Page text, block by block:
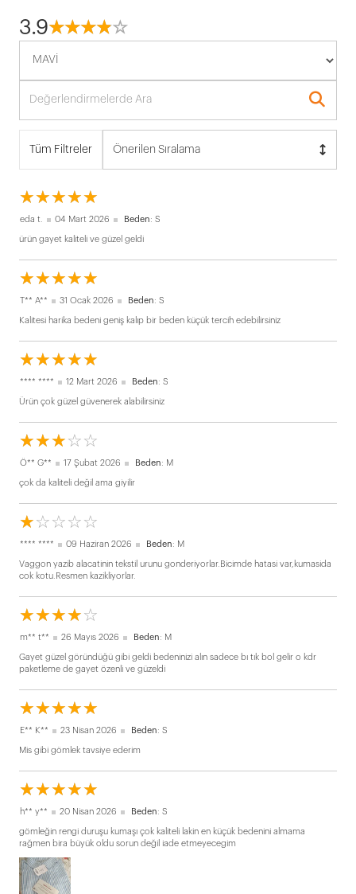
3.9☆☆☆☆☆
★★★★★
Tüm Filtreler Önerilen Sıralama
☆☆☆☆☆
★★★★★
eda t. 04 Mart 2026 Beden: S
ürün gayet kaliteli ve güzel geldi
☆☆☆☆☆
★★★★★
T** A** 31 Ocak 2026 Beden: S
Kalitesi harika bedeni geniş kalıp bir beden küçük tercih edebilirsiniz
☆☆☆☆☆
★★★★★
**** **** 12 Mart 2026 Beden: S
Ürün çok güzel güvenerek alabilirsiniz
☆☆☆☆☆
★★★★★
Ö** G** 17 Şubat 2026 Beden: M
çok da kaliteli değil ama giyilir
☆☆☆☆☆
★★★★★
**** **** 09 Haziran 2026 Beden: M
Vaggon yazib alacatinin tekstil urunu gonderiyorlar.Bicimde hatasi var,kumasida
cok kotu.Resmen kazikliyorlar.
☆☆☆☆☆
★★★★★
m** t** 26 Mayıs 2026 Beden: M
Gayet güzel göründüğü gibi geldi bedeninizi alın sadece bı tık bol gelir o kdr
paketleme de gayet özenli ve güzeldi
☆☆☆☆☆
★★★★★
E** K** 23 Nisan 2026 Beden: S
Mis gibi gömlek tavsiye ederim
☆☆☆☆☆
★★★★★
h** y** 20 Nisan 2026 Beden: S
gömleğin rengi duruşu kumaşı çok kaliteli lakin en küçük bedenini almama
rağmen bira büyük oldu sorun değil iade etmeyecegim